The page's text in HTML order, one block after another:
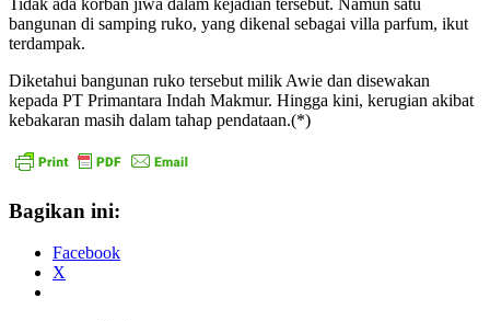
bangunan di samping ruko, yang dikenal sebagai villa parfum, ikut
terdampak.
Diketahui bangunan ruko tersebut milik Awie dan disewakan
kepada PT Primantara Indah Makmur. Hingga kini, kerugian akibat
kebakaran masih dalam tahap pendataan.(*)
Bagikan ini:
Facebook
X